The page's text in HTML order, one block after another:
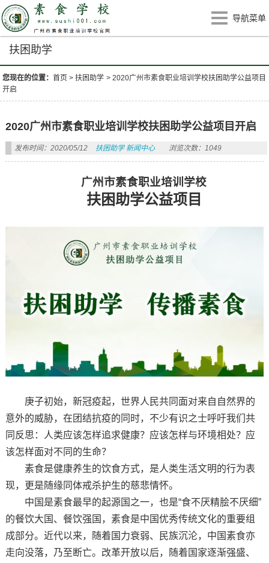
导航菜单
扶困助学
您现在的位置：首页 >扶困助学 >2020广州市素食职业培训学校扶困助学公益项目
开启
2020广州市素食职业培训学校扶困助学公益项目开启
发布时间：2020/05/12 扶困助学 新闻中心 浏览次数：1049
广州市素食职业培训学校
扶困助学公益项目
庚子初始，新冠疫起，世界人民共同面对来自自然界的
意外的威胁，在团结抗疫的同时，不少有识之士呼吁我们共
同反思：人类应该怎样追求健康？应该怎样与环境相处？应
该怎样面对不同的生命？
素食是健康养生的饮食方式，是人类生活文明的行为表
现，更是随缘同体戒杀护生的慈悲情怀。
中国是素食最早的起源国之一，也是“食不厌精脍不厌细”
的餐饮大国、餐饮强国，素食是中国优秀传统文化的重要组
成部分。近代以来，随着国力衰弱、民族沉沦，中国素食亦
走向没落，乃至断亡。改革开放以后，随着国家逐渐强盛、